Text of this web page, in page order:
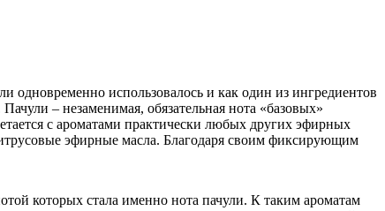
одновременно использовалось и как один из ингредиентов
– незаменимая, обязательная нота «базовых»
с ароматами практически любых других эфирных
эфирные масла. Благодаря своим фиксирующим
которых стала именно нота пачули. К таким ароматам